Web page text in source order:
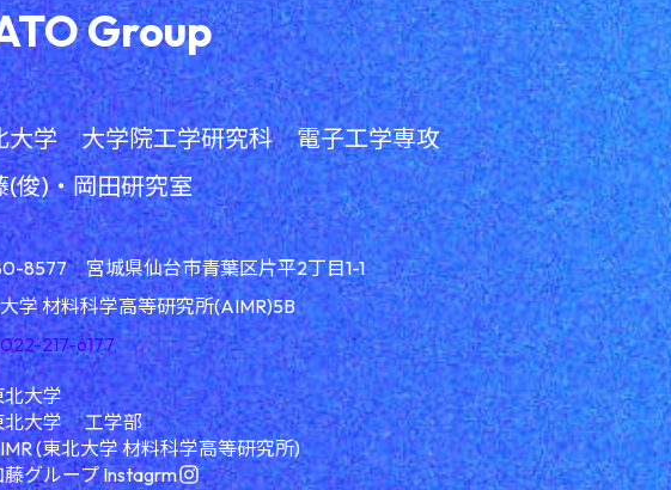
Group
大学 大学院工学研究科 電子工学専攻
(俊)・岡田研究室
8577 宮城県仙台市青葉区片平2丁目1-1
学 材料科学高等研究所(AIMR)5B
217-6177
北大学
北大学 工学部
(東北大学 材料科学高等研究所)
藤グループ Instagrm